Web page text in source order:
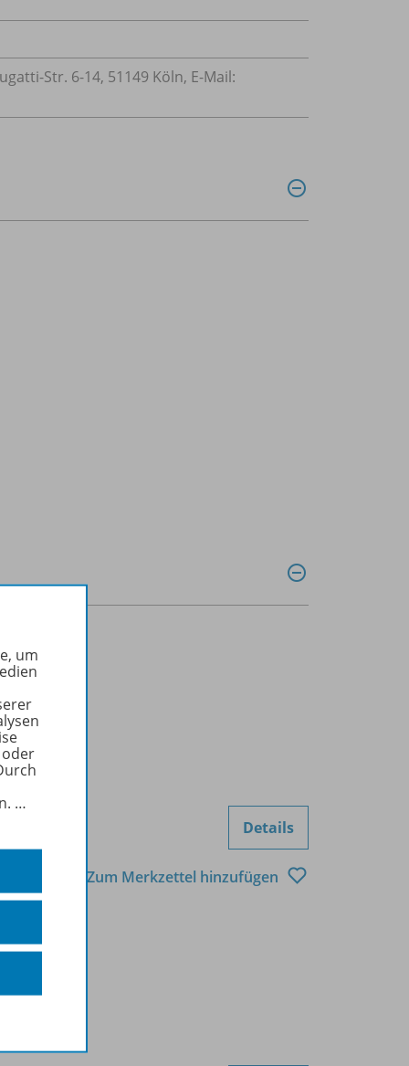
Str. 6-14, 51149 Köln, E-Mail:
Details
Zum Merkzettel hinzufügen
um
…